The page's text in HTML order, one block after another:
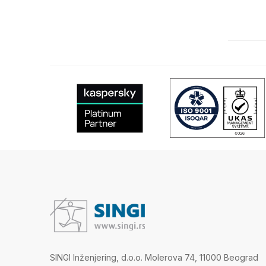
SINGI Inženjering, d.o.o. Molerova 74, 11000 Beograd